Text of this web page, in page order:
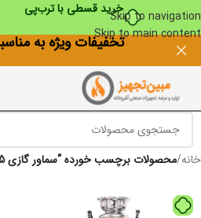
خرید قسطی با ترب‌پیSkip to navigation
Skip to main contentتخفیفات ویژه به
خانه/محصولات برچسب خورده “سماور گازی 35 لیتری”